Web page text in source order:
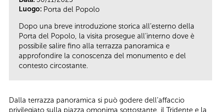
Luogo: Porta del Popolo
Dopo una breve introduzione storica all’esterno della
Porta del Popolo, la visita prosegue all’interno dove è
possibile salire fino alla terrazza panoramica e
approfondire la conoscenza del monumento e del
contesto circostante.
Dalla terrazza panoramica si può godere dell’affaccio
privilegiato sulla piazza omonima sottostante, il Tridente e la